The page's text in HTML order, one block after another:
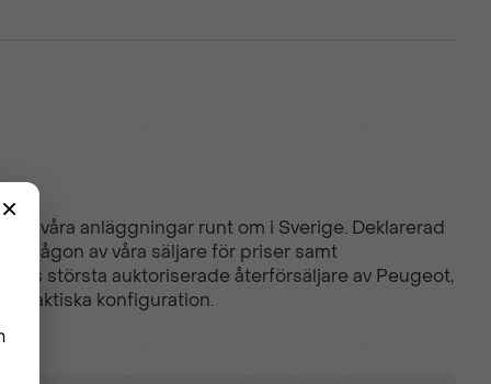
våra anläggningar runt om i Sverige. Deklarerad
någon av våra säljare för priser samt
största auktoriserade återförsäljare av Peugeot,
faktiska konfiguration.